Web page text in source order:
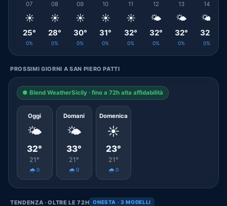
07
☀️
25°
0%
08
☀️
28°
0%
09
☀️
30°
0%
10
☀️
31°
0%
11
☀️
32°
0%
12
🌤️
32°
0%
13
🌤️
32°
0%
14
🌤️
32°
0%
PROSSIMI GIORNI A SAN PIERO PATTI
● Blend WeatherSicily · fino a 72h alta affidabilità
Oggi
🌤️
32°
21°
🌧️ 0
Domani
🌤️
33°
21°
🌧️ 0
Domenica
☀️
23°
21°
🌧️ 0
TENDENZA · OLTRE LE 72H ONESTA · 3 MODELLI